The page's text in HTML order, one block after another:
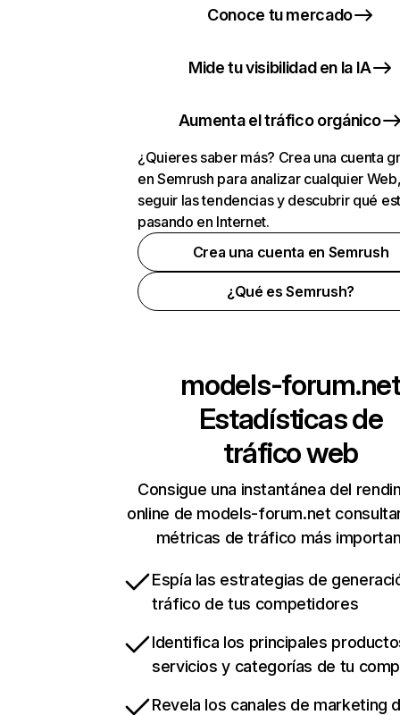
Conoce tu mercado
Mide tu visibilidad en la IA
Aumenta el tráfico orgánico
¿Quieres saber más? Crea una cuenta
en Semrush para analizar cualquier
seguir las tendencias y descubrir qué
pasando en Internet.
Crea una cuenta en Semrush
¿Qué es Semrush?
models-forum.net
Estadísticas de
tráfico web
Consigue una instantánea del
online de models-forum.net
métricas de tráfico más
Espía las estrategias de
tráfico de tus competidores
Identifica los principales
servicios y categorías de tu
Revela los canales de marketing